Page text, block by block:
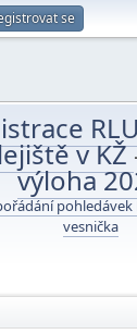
se
v KŽ
výloha
pohledávek
vesnička